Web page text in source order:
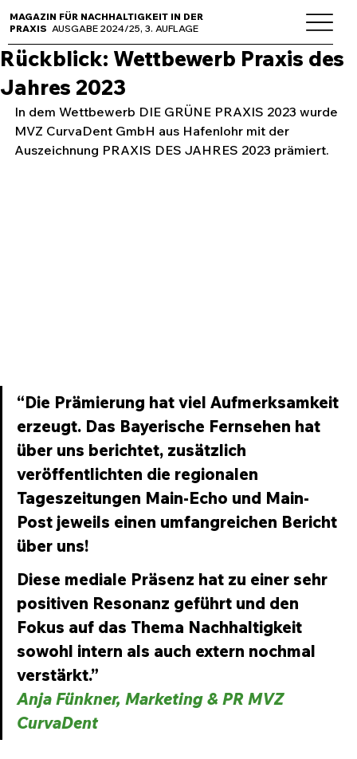
MAGAZIN FÜR NACHHALTIGKEIT IN DER
PRAXISAUSGABE 2024/25, 3. AUFLAGE
Rückblick: Wettbewerb Praxis des
Jahres 2023
In dem Wettbewerb DIE GRÜNE PRAXIS 2023 wurde
MVZ CurvaDent GmbH aus Hafenlohr mit der
Auszeichnung PRAXIS DES JAHRES 2023 prämiert.
“Die Prämierung hat viel Aufmerksamkeit
erzeugt. Das Bayerische Fernsehen hat
über uns berichtet, zusätzlich
veröffentlichten die regionalen
Tageszeitungen Main-Echo und Main-
Post jeweils einen umfangreichen Bericht
über uns!
Diese mediale Präsenz hat zu einer sehr
positiven Resonanz geführt und den
Fokus auf das Thema Nachhaltigkeit
sowohl intern als auch extern nochmal
verstärkt.”
Anja Fünkner, Marketing & PR MVZ
CurvaDent